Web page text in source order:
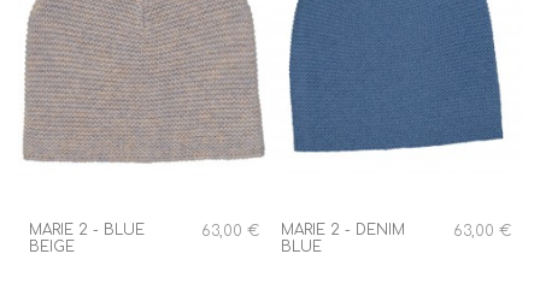
MARIE 2 - BLUE
BEIGE
63,00 €
MARIE 2 - DENIM
BLUE
63,00 €